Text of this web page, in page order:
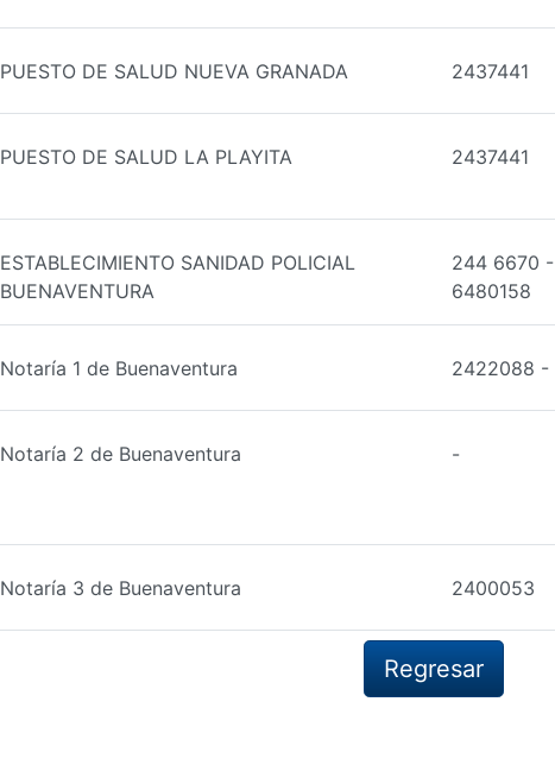
PUESTO DE SALUD NUEVA GRANADA 2437441
PUESTO DE SALUD LA PLAYITA 2437441
ESTABLECIMIENTO SANIDAD POLICIAL
BUENAVENTURA
244 6670
6480158
Notaría 1 de Buenaventura 2422088 -
Notaría 2 de Buenaventura -
Notaría 3 de Buenaventura 2400053
Regresar